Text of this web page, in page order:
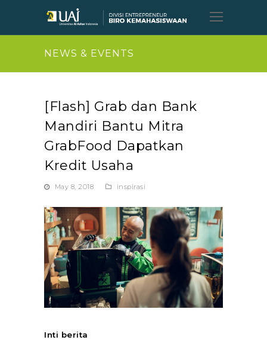
Open
Mobile
NEWS & EVENTS
[Flash] Grab dan Bank
Mandiri Bantu Mitra
GrabFood Dapatkan
Kredit Usaha
May 8, 2018 inspirasi
Inti berita